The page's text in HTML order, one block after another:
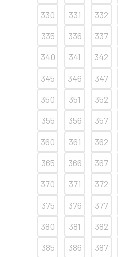
330
331 332
335
336 337
340
341 342
345
346 347
350
351 352
355
356 357
360
361 362
365
366 367
370
371 372
375
376 377
380
381 382
385
386 387